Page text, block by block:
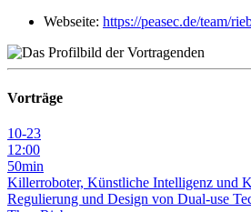
Webseite: https://peasec.de/team/
Vorträge
10-23
12:00
50min
Killerroboter, Künstliche Intelligenz und
Regulierung und Design von Dual-use